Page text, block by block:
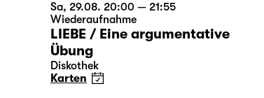
Sa, 29.08. 20:00 — 21:55
Wiederaufnahme
LIEBE / Eine argumentative
Übung
Diskothek
Karten